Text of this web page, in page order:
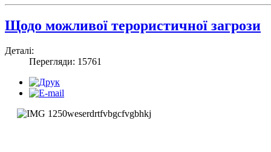
Щодо можливої терористичної загрози
Деталі:
Перегляди: 15761